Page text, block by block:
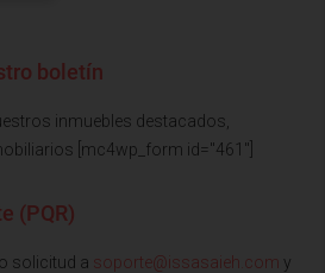
boletín
inmuebles destacados,
[mc4wp_form id="461"]
(PQR)
solicitud a soporte@issasaieh.com y